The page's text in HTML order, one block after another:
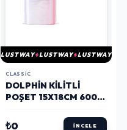
LUSTWAY LUSTWAY LUSTWAY
CLASSIC
DOLPHIN KILITLI
POŞET 15X18CM 600
KOLI
₺0 İNCELE